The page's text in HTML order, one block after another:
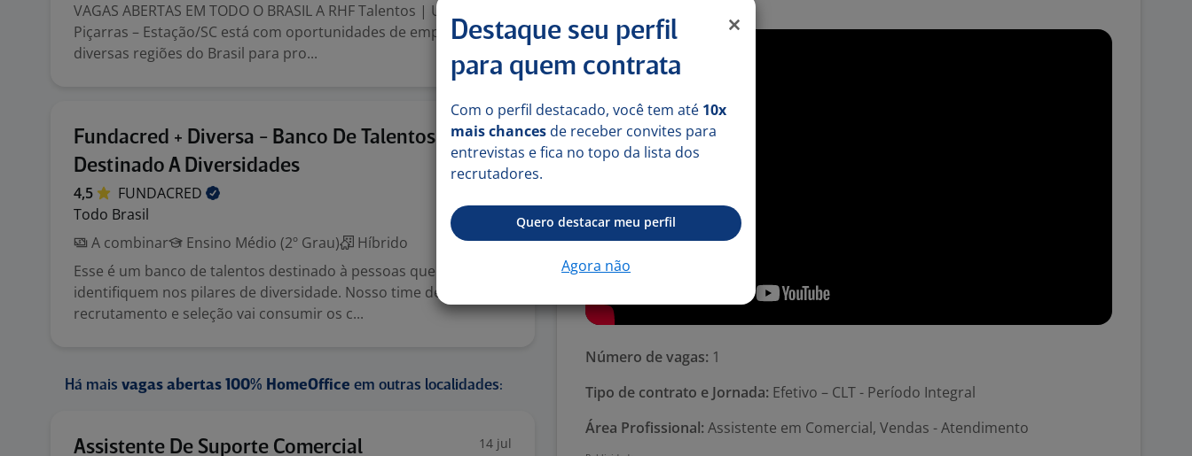
VAGAS ABERTAS EM TODO O BRASIL A RHF Talentos | Unidade
Piçarras – Estação/SC está com oportunidades de emprego em
diversas regiões do Brasil para pro...
Fundacred + Diversa - Banco De Talentos
Destinado A Diversidades
9 jun
4,5
FUNDACRED
Todo Brasil
A combinar
Ensino Médio (2º Grau)
Híbrido
Esse é um banco de talentos destinado à pessoas que se
identifiquem nos pilares de diversidade. Nosso time de
recrutamento e seleção vai consumir os c...
Há mais vagas abertas 100% HomeOffice em outras localidades:
Assistente De Suporte Comercial 14 jul
Número de vagas: 1
Tipo de contrato e Jornada: Efetivo – CLT - Período Integral
Área Profissional: Assistente em Comercial, Vendas - Atendimento
Destaque seu perfil
para quem contrata
Com o perfil destacado, você tem até 10x
mais chances de receber convites para
entrevistas e fica no topo da lista dos
recrutadores.
Quero destacar meu perfil
Agora não